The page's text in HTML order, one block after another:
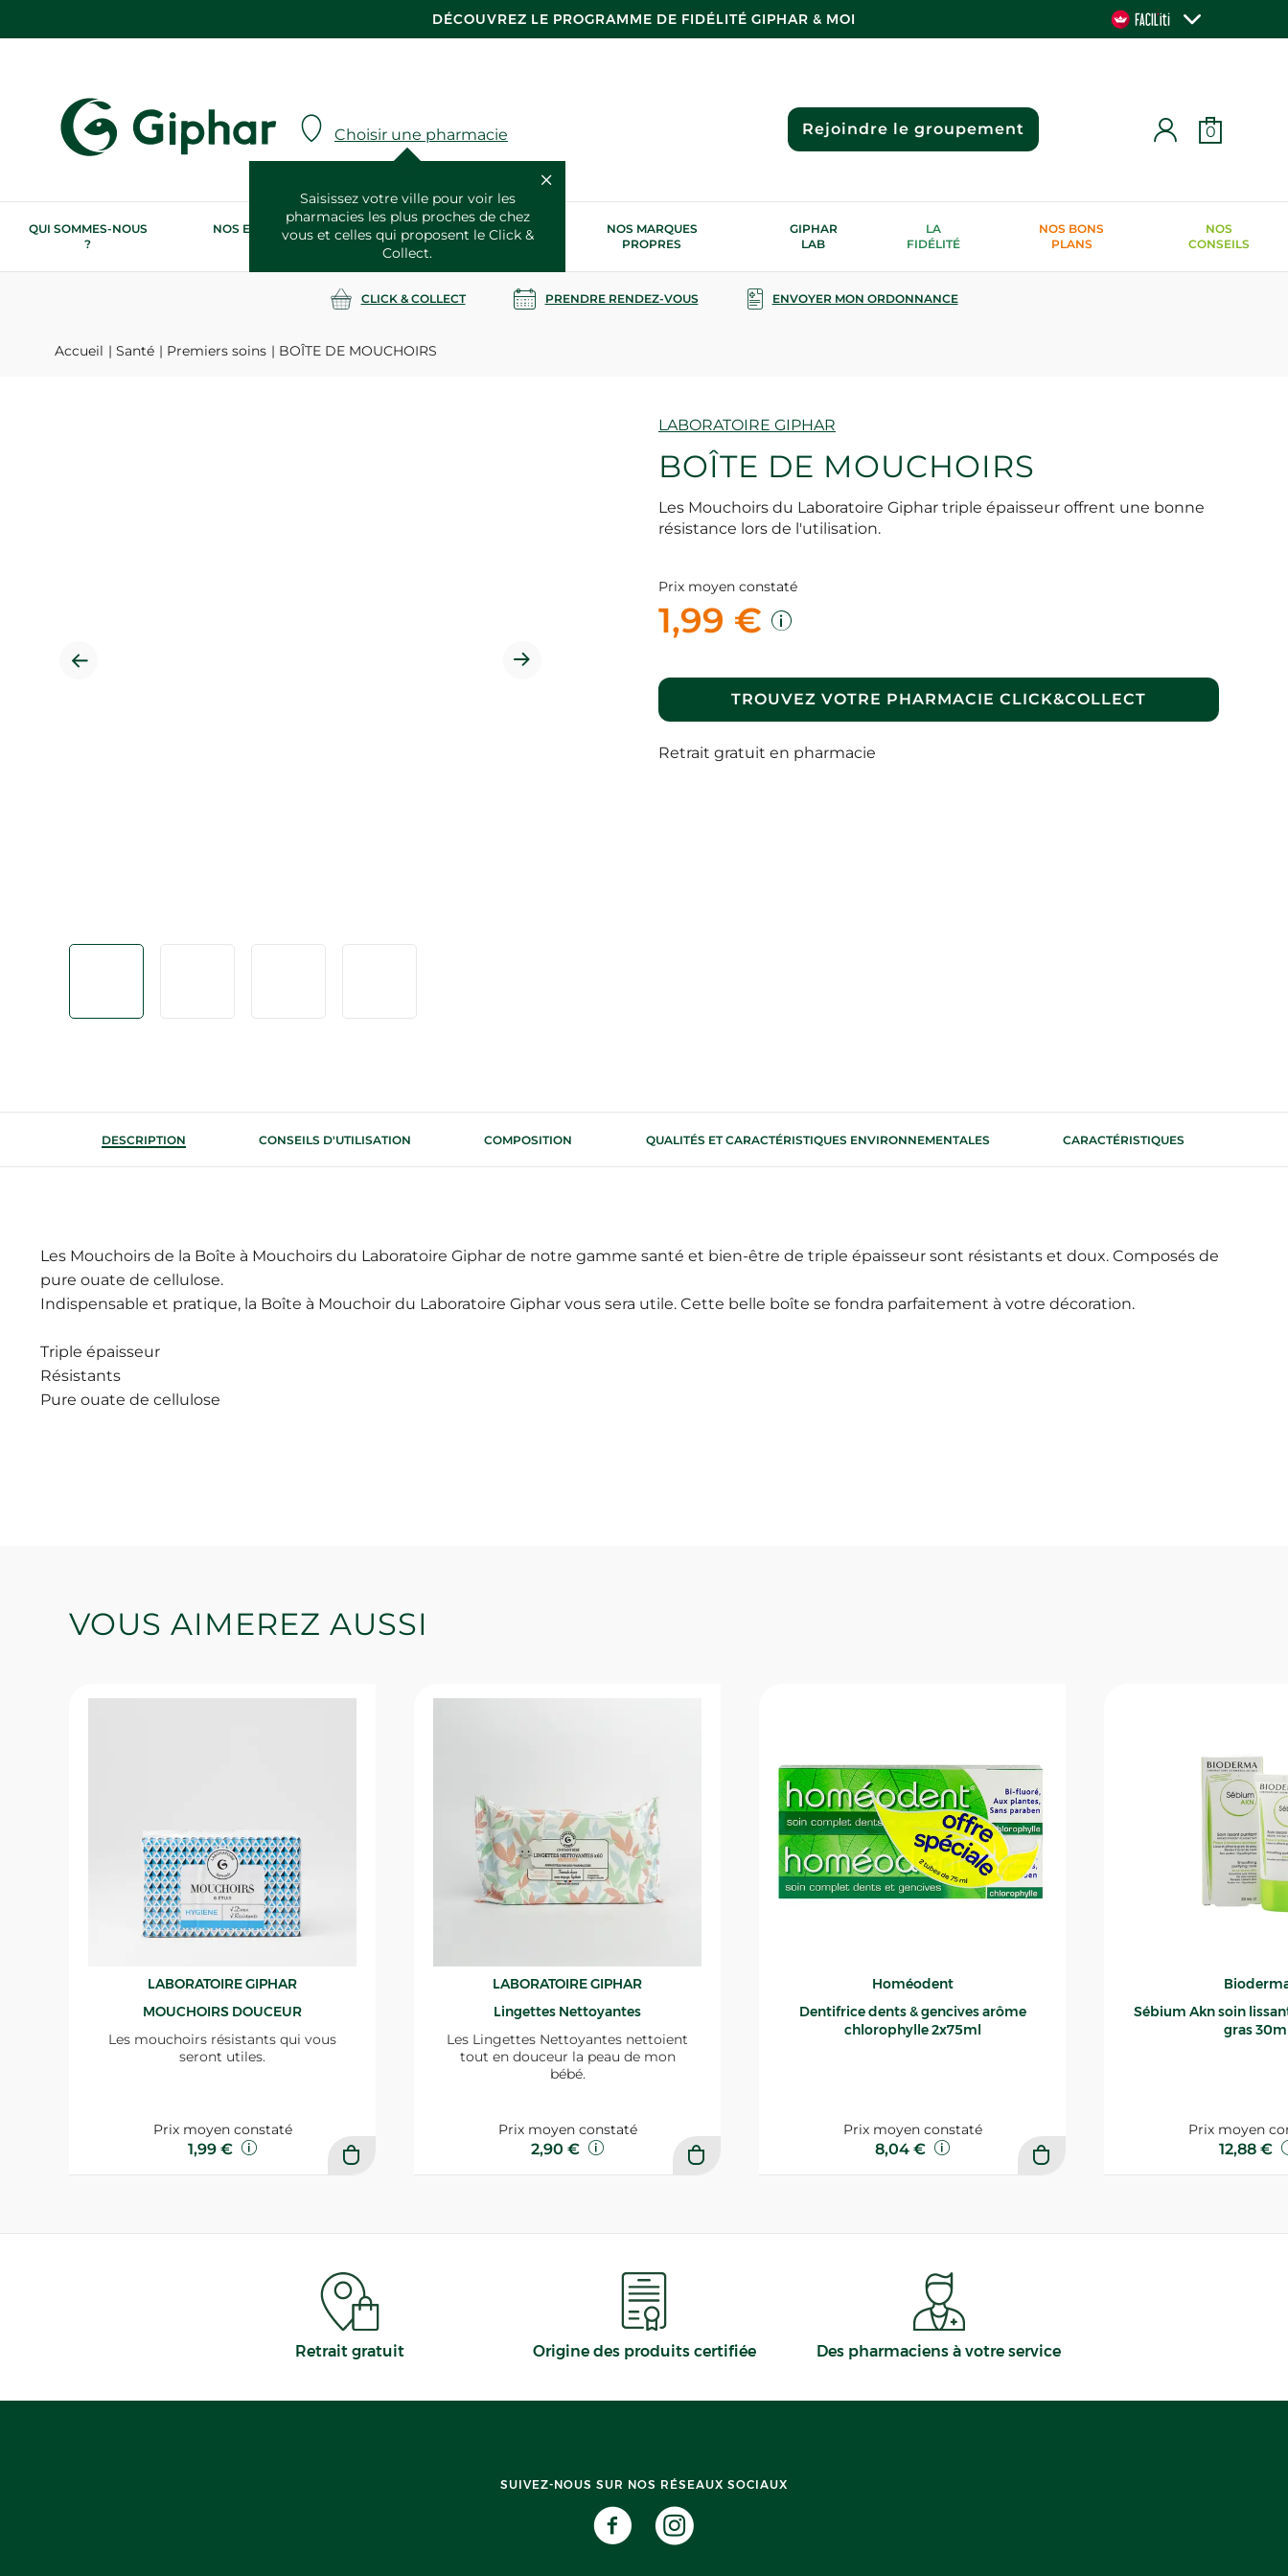
DÉCOUVREZ LE PROGRAMME DE FIDÉLITÉ GIPHAR & MOI
Choisir une pharmacie
Saisissez votre ville pour voir les
pharmacies les plus proches de chez
vous et celles qui proposent le Click &
Collect.
Rejoindre le groupement 0
QUI SOMMES-NOUS
?
NOS ENGAGEMENTS
RSE
NOS SERVICES
SANTÉ
NOS MARQUES
PROPRES
GIPHAR
LAB
LA
FIDÉLITÉ
NOS BONS
PLANS
NOS
CONSEILS
CLICK & COLLECT PRENDRE RENDEZ-VOUS ENVOYER MON ORDONNANCE
Accueil Santé Premiers soins BOÎTE DE MOUCHOIRS
Marque
LABORATOIRE GIPHAR
BOÎTE DE MOUCHOIRS
Les Mouchoirs du Laboratoire Giphar triple épaisseur offrent une bonne
résistance lors de l'utilisation.
Prix moyen constaté
1,99 €
TROUVEZ VOTRE PHARMACIE CLICK&COLLECT
Retrait gratuit en pharmacie
DESCRIPTION CONSEILS D'UTILISATION COMPOSITION QUALITÉS ET CARACTÉRISTIQUES ENVIRONNEMENTALES CARACTÉRISTIQUES
Les Mouchoirs de la Boîte à Mouchoirs du Laboratoire Giphar de notre gamme santé et bien-être de triple épaisseur sont résistants et doux. Composés de
pure ouate de cellulose.
Indispensable et pratique, la Boîte à Mouchoir du Laboratoire Giphar vous sera utile. Cette belle boîte se fondra parfaitement à votre décoration.
Triple épaisseur
Résistants
Pure ouate de cellulose
VOUS AIMEREZ AUSSI
LABORATOIRE GIPHAR
MOUCHOIRS DOUCEUR
Les mouchoirs résistants qui vous
seront utiles.
Prix moyen constaté
1,99 €
LABORATOIRE GIPHAR
Lingettes Nettoyantes
Les Lingettes Nettoyantes nettoient
tout en douceur la peau de mon
bébé.
Prix moyen constaté
2,90 €
Homéodent
Dentifrice dents & gencives arôme
chlorophylle 2x75ml
Prix moyen constaté
8,04 €
Sébium Akn soin lissant
gras
Prix moyen
12,88 €
Retrait gratuit Origine des produits certifiée Des pharmaciens à votre service
SUIVEZ-NOUS SUR NOS RÉSEAUX SOCIAUX